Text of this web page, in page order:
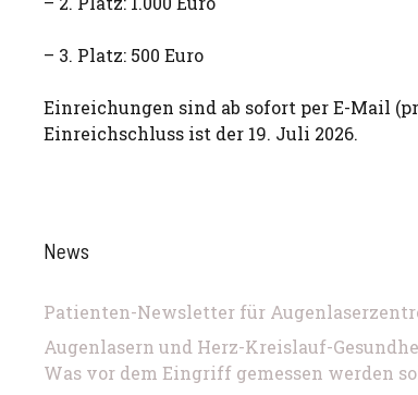
– 3. Platz: 500 Euro
Einreichungen sind ab sofort per E-Mail (
Einreichschluss ist der 19. Juli 2026.
News
Patienten-Newsletter für
Augenlasern und Herz-Kreislauf-
Was vor dem Eingriff gemessen werden